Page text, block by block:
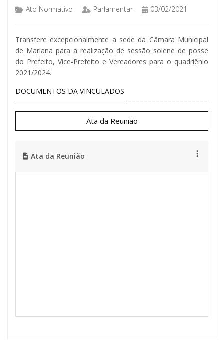
Ato Normativo Parlamentar 03/02/2021
Transfere excepcionalmente a sede da Câmara Municipal
de Mariana para a realização de sessão solene de posse
do Prefeito, Vice-Prefeito e Vereadores para o quadriênio
2021/2024.
DOCUMENTOS DA VINCULADOS
Ata da Reunião
Ata da Reunião